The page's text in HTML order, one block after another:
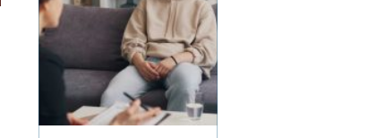
hjälpa till att hitta
orsaken bak...